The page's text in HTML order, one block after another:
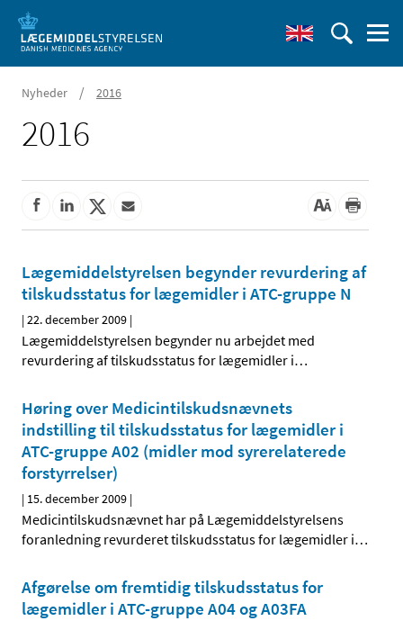
Nyheder / 2016
2016
Lægemiddelstyrelsen begynder revurdering af
tilskudsstatus for lægemidler i ATC-gruppe N
|22. december 2009 |
Lægemiddelstyrelsen begynder nu arbejdet med
revurdering af tilskudsstatus for lægemidler i…
Høring over Medicintilskudsnævnets
indstilling til tilskudsstatus for lægemidler i
ATC-gruppe A02 (midler mod syrerelaterede
forstyrrelser)
| 15. december 2009 |
Medicintilskudsnævnet har på Lægemiddelstyrelsens
foranledning revurderet tilskudsstatus for lægemidler i…
Afgørelse om fremtidig tilskudsstatus for
lægemidler i ATC-gruppe A04 og A03FA